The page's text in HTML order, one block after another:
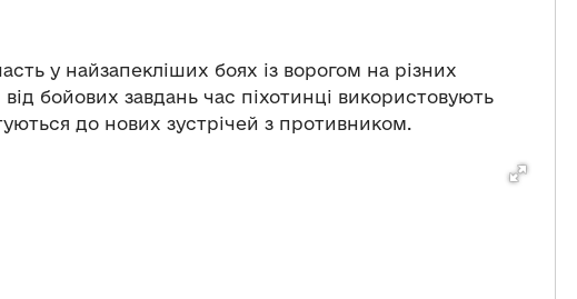
у найзапекліших боях із ворогом на різних
бойових завдань час піхотинці використовують
до нових зустрічей з противником.